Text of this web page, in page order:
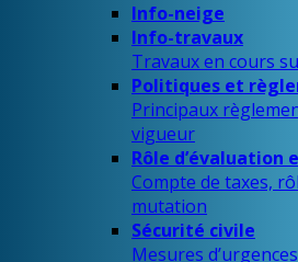
Info-neige
Info-travaux
Travaux en cours
Politiques et
Principaux
vigueur
Rôle d’évaluation
Compte de taxes,
mutation
Sécurité civile
Mesures